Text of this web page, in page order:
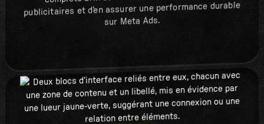
publicitaires et d’en assurer une performance durable
sur Meta Ads.